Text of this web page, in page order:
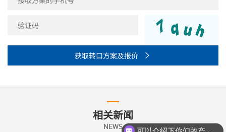
获取转口方案及报价 
相关新闻
NEWS